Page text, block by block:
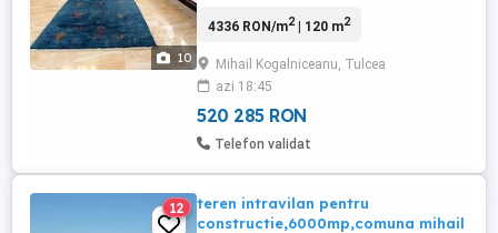
10
foarte accesibilă. Casa este proiectată
estetică și funcționalitate. Casa este
compusa din: 4 camere luminoase si
spatioase, bucatarie ...
4336 RON/m2| 120 m2
Mihail Kogalniceanu, Tulcea
azi 18:45
520 285 RON
Telefon validat
12
teren intravilan pentru
constructie,6000mp,comuna mihail